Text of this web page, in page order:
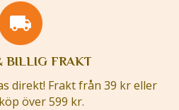
BILLIG FRAKT
direkt! Frakt från 39 kr eller
över 599 kr.